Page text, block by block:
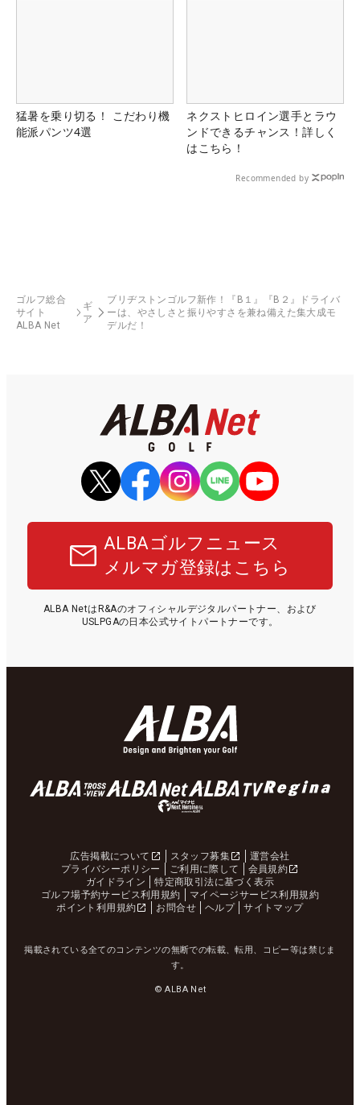
猛暑を乗り切る！ こだわり機
能派パンツ4選
ネクストヒロイン選手とラウ
ンドできるチャンス！詳しく
はこちら！
Recommended by
ゴルフ総合
サイト
ALBA Net
ギ
ア
ブリヂストンゴルフ新作！『B１』『B２』ドライバ
ーは、やさしさと振りやすさを兼ね備えた集大成モ
デルだ！
ALBAゴルフニュース
メルマガ登録はこちら
ALBA NetはR&Aのオフィシャルデジタルパートナー、および
USLPGAの日本公式サイトパートナーです。
広告掲載について スタッフ募集
運営会社
プライバシーポリシー
ご利用に際して
会員規約
ガイドライン
特定商取引法に基づく表示
ゴルフ場予約サービス利用規約
マイページサービス利用規約
ポイント利用規約
お問合せ ヘルプ サイトマップ
掲載されている全てのコンテンツの無断での転載、転用、コピー等は禁じま
す。
© ALBA Net